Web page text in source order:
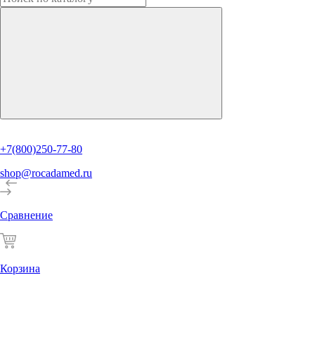
+7(800)250-77-80
shop@rocadamed.ru
Сравнение
Корзина